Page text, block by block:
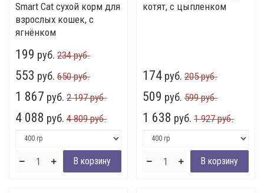
Smart Cat сухой корм для
взрослых кошек, с
ягнёнком
199 руб. 234 руб.
553 руб. 650 руб.
1 867 руб. 2 197 руб.
4 088 руб. 4 809 руб.
котят, с цыпленком
174 руб. 205 руб.
509 руб. 599 руб.
1 638 руб. 1 927 руб.